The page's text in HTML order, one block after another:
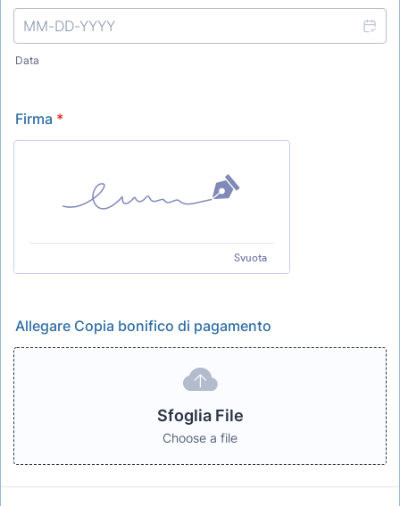
Data
Firma *
Svuota
Allegare Copia bonifico di pagamento
Sfoglia File
Choose a file